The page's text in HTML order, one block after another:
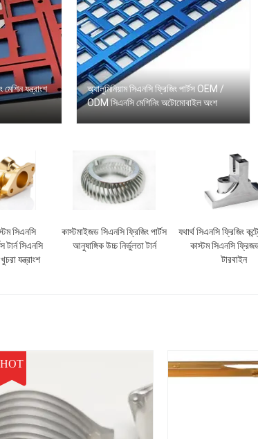
যন্ত্রাংশ
অ্যালুমিনিয়াম সিএনসি ফ্রিজিং পার্টস OEM /
ODM সিএনসি মেশিনিং অটোমোবাইল অংশ
সিএনসি
টার্ন সিএনসি
যন্ত্রাংশ
কাস্টমাইজড সিএনসি ফ্রিজিং পার্টস
আনুষাঙ্গিক উচ্চ নির্ভুলতা টার্ন
যথার্থ সিএনসি ফ্রিজিং
কাস্টম সিএনসি
টারবাইন
HOT